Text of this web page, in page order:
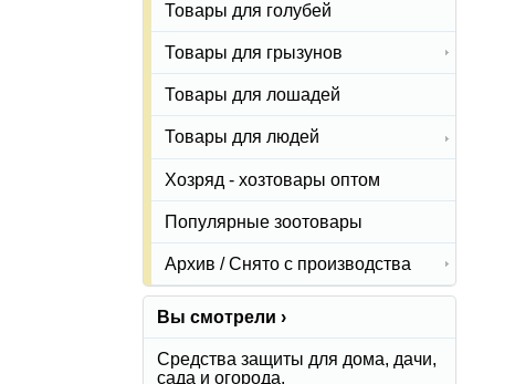
Товары для голубей
Товары для грызунов
Товары для лошадей
Товары для людей
Хозряд - хозтовары оптом
Популярные зоотовары
Архив / Снято с производства
Вы смотрели ›
Средства защиты для дома, дачи,
сада и огорода.